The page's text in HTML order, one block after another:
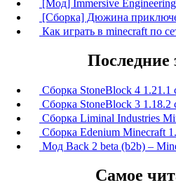
[Мод] Immersive
[Сборка] Дюжина
Как играть в minecraft по
Последние
Сборка StoneBlock 4 1.21.1
Сборка StoneBlock 3 1.18.2
Сборка Liminal Industries
Сборка Edenium Minecraft
Мод Back 2 beta (b2b) –
Самое